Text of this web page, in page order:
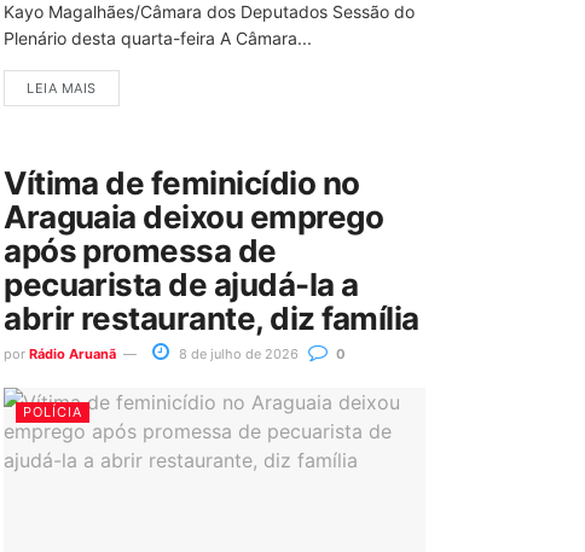
Kayo Magalhães/Câmara dos Deputados Sessão do
Plenário desta quarta-feira A Câmara...
LEIA MAIS
Vítima de feminicídio no
Araguaia deixou emprego
após promessa de
pecuarista de ajudá-la a
abrir restaurante, diz família
por Rádio Aruanã 8 de julho de 2026 0
POLÍCIA